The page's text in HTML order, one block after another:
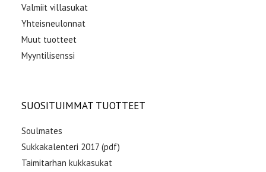
Valmiit villasukat
Yhteisneulonnat
Muut tuotteet
Myyntilisenssi
SUOSITUIMMAT TUOTTEET
Soulmates
Sukkakalenteri 2017 (pdf)
Taimitarhan kukkasukat